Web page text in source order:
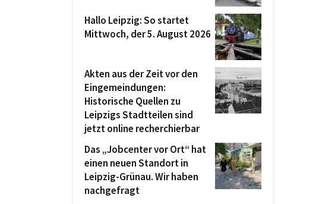
Hallo Leipzig: So startet
Mittwoch, der 5. August 2026
Akten aus der Zeit vor den
Eingemeindungen:
Historische Quellen zu
Leipzigs Stadtteilen sind
jetzt online recherchierbar
Das „Jobcenter vor Ort“ hat
einen neuen Standort in
Leipzig-Grünau. Wir haben
nachgefragt